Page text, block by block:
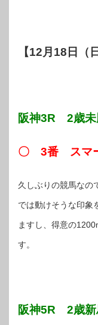
【12月18日（
阪神3R 2歳未
〇 3番 スマ
久しぶりの競馬なの
では動けそうな印象
ますし、得意の
す。
阪神5R 2歳新